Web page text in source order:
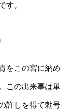
す。
をこの宮に納め
この出来事は単
許しを得て勅号